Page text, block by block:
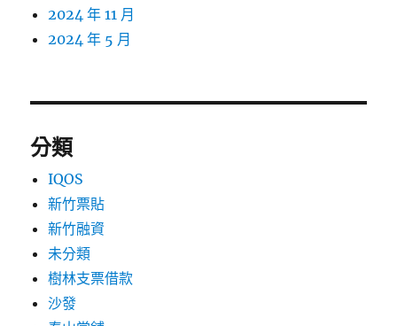
2024 年 11 月
2024 年 5 月
分類
IQOS
新竹票貼
新竹融資
未分類
樹林支票借款
沙發